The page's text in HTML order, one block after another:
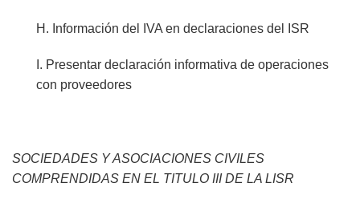
H. Información del IVA en declaraciones del ISR
I. Presentar declaración informativa de operaciones
con proveedores
SOCIEDADES Y ASOCIACIONES CIVILES
COMPRENDIDAS EN EL TITULO III DE LA LISR